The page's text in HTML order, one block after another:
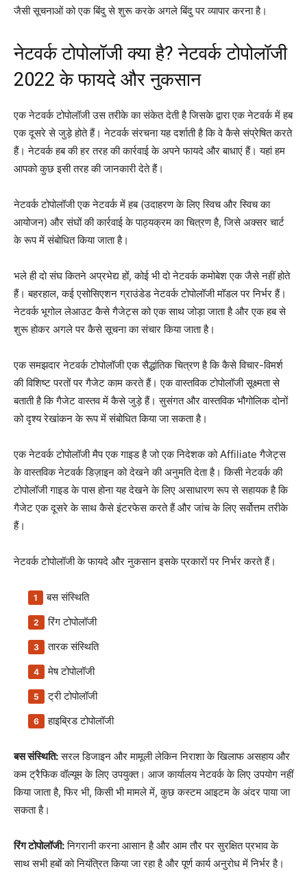
जैसी सूचनाओं को एक बिंदु से शुरू करके अगले बिंदु पर व्यापार करना है।
नेटवर्क टोपोलॉजी क्या है? नेटवर्क टोपोलॉजी
2022 के फायदे और नुकसान
एक नेटवर्क टोपोलॉजी उस तरीके का संकेत देती है जिसके द्वारा एक नेटवर्क में हब
एक दूसरे से जुड़े होते हैं। नेटवर्क संरचना यह दर्शाती है कि वे कैसे संप्रेषित करते
हैं। नेटवर्क हब की हर तरह की कार्रवाई के अपने फायदे और बाधाएं हैं। यहां हम
आपको कुछ इसी तरह की जानकारी देते हैं।
नेटवर्क टोपोलॉजी एक नेटवर्क में हब (उदाहरण के लिए स्विच और स्विच का
आयोजन) और संघों की कार्रवाई के पाठ्यक्रम का चित्रण है, जिसे अक्सर चार्ट
के रूप में संबोधित किया जाता है।
भले ही दो संघ कितने अप्रभेद्य हों, कोई भी दो नेटवर्क कमोबेश एक जैसे नहीं होते
हैं। बहरहाल, कई एसोसिएशन ग्राउंडेड नेटवर्क टोपोलॉजी मॉडल पर निर्भर हैं।
नेटवर्क भूगोल लेआउट कैसे गैजेट्स को एक साथ जोड़ा जाता है और एक हब से
शुरू होकर अगले पर कैसे सूचना का संचार किया जाता है।
एक समझदार नेटवर्क टोपोलॉजी एक सैद्धांतिक चित्रण है कि कैसे विचार-विमर्श
की विशिष्ट परतों पर गैजेट काम करते हैं। एक वास्तविक टोपोलॉजी सूक्ष्मता से
बताती है कि गैजेट वास्तव में कैसे जुड़े हैं। सुसंगत और वास्तविक भौगोलिक दोनों
को दृश्य रेखांकन के रूप में संबोधित किया जा सकता है।
एक नेटवर्क टोपोलॉजी मैप एक गाइड है जो एक निदेशक को Affiliate गैजेट्स
के वास्तविक नेटवर्क डिज़ाइन को देखने की अनुमति देता है। किसी नेटवर्क की
टोपोलॉजी गाइड के पास होना यह देखने के लिए असाधारण रूप से सहायक है कि
गैजेट एक दूसरे के साथ कैसे इंटरफेस करते हैं और जांच के लिए सर्वोत्तम तरीके
हैं।
नेटवर्क टोपोलॉजी के फायदे और नुकसान इसके प्रकारों पर निर्भर करते हैं।
बस संस्थिति
रिंग टोपोलॉजी
तारक संस्थिति
मेष टोपोलॉजी
ट्री टोपोलॉजी
हाइब्रिड टोपोलॉजी
बस संस्थिति:सरल डिजाइन और मामूली लेकिन निराशा के खिलाफ असहाय और
कम ट्रैफिक वॉल्यूम के लिए उपयुक्त। आज कार्यालय नेटवर्क के लिए उपयोग नहीं
किया जाता है, फिर भी, किसी भी मामले में, कुछ कस्टम आइटम के अंदर पाया जा
सकता है।
रिंग टोपोलॉजी:निगरानी करना आसान है और आम तौर पर सुरक्षित प्रभाव के
साथ सभी हबों को नियंत्रित किया जा रहा है और पूर्ण कार्य अनुरोध में निर्भर है।